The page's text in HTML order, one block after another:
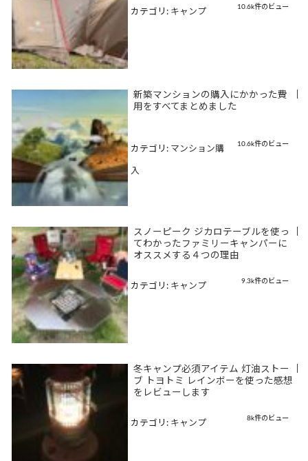
10.6k件のビュー
カテゴリ: キャンプ
新築マンションの購入にかかった費
用をすべてまとめました
10.6k件のビュー
カテゴリ: マンション購
入
スノーピーク ジカロテーブルを使っ
てわかったファミリーキャンパーに
オススメする４つの理由
9.3k件のビュー
カテゴリ: キャンプ
冬キャンプ必須アイテム 灯油ストー
ブ トヨトミ レインボーを使った感想
をレビューします
8k件のビュー
カテゴリ: キャンプ